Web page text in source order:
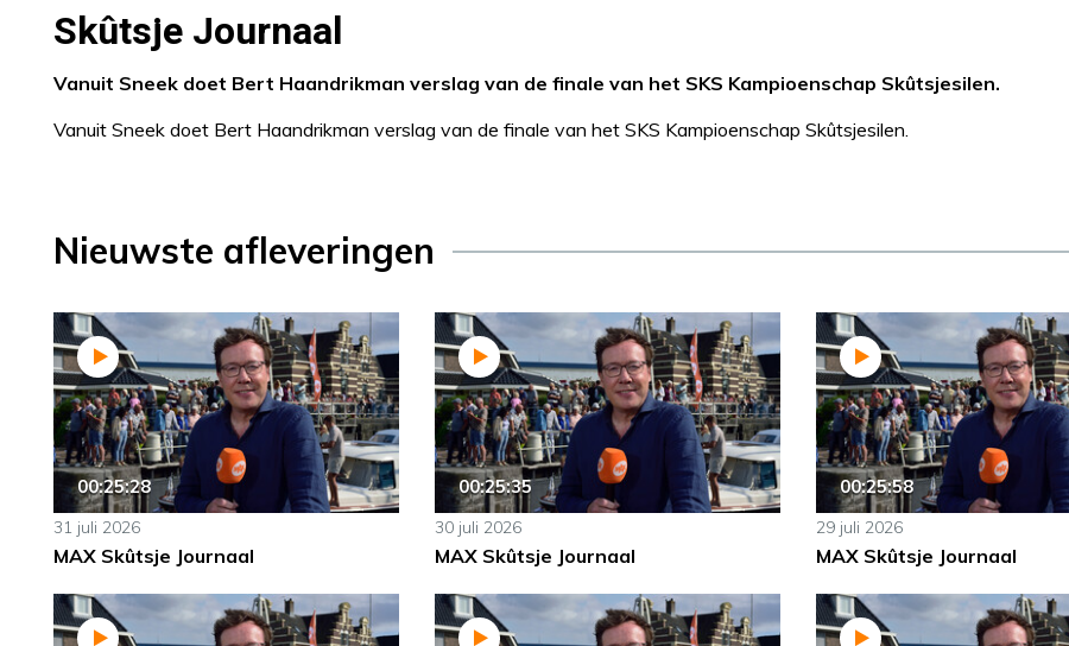
Skûtsje Journaal
Vanuit Sneek doet Bert Haandrikman verslag van de finale van het SKS Kampioenschap Skûtsjesilen.
Vanuit Sneek doet Bert Haandrikman verslag van de finale van het SKS Kampioenschap Skûtsjesilen.
Nieuwste afleveringen
00:25:28
31 juli 2026
MAX Skûtsje Journaal
00:25:35
30 juli 2026
MAX Skûtsje Journaal
00:25:58
29 juli 2026
MAX Skûtsje Journaal